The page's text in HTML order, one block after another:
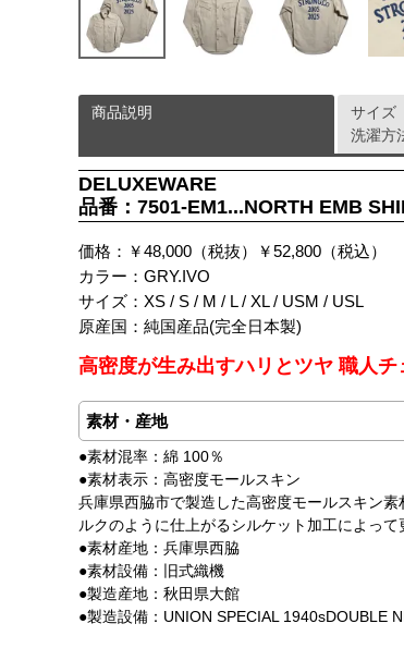
商品説明
DELUXEWARE
品番：7501-EM1...NORTH EMB
価格：￥48,000（税抜）￥52,800（税込）
カラー：GRY.IVO
サイズ：XS / S / M / L / XL / USM / USL
原産国：純国産品(完全日本製)
高密度が生み出すハリとツヤ 職人
素材・産地
●素材混率：綿 100％
●素材表示：高密度モールスキン
兵庫県西脇市で製造した高密度モールスキン
ルクのように仕上がるシルケット加工によっ
●素材産地：兵庫県西脇
●素材設備：旧式織機
●製造産地：秋田県大館
●製造設備：UNION SPECIAL 1940sDOUBLE
サイズ
洗濯方